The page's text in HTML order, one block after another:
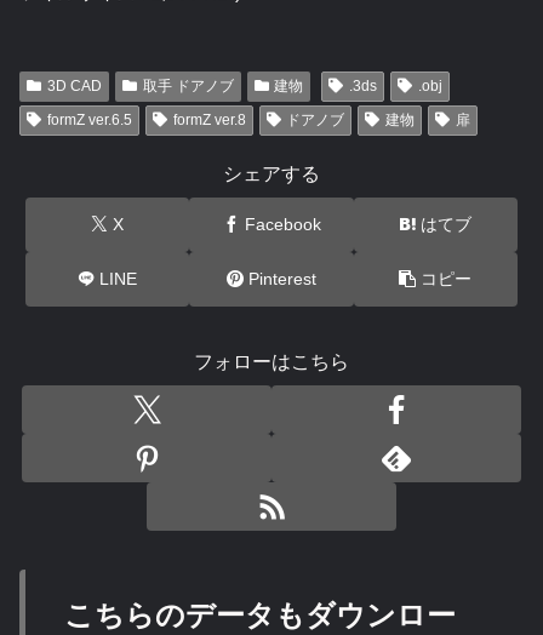
3D CAD 取手 ドアノブ 建物 .3ds
.obj
formZ ver.6.5
formZ ver.8 ドアノブ 建物 扉
シェアする
X Facebook はてブ
LINE Pinterest コピー
フォローはこちら
こちらのデータもダウンロー